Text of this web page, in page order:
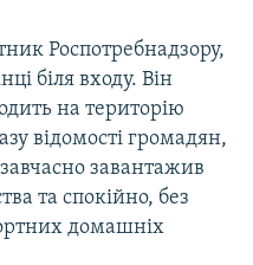
Роспотребнадзору,
біля входу. Він
на територію
відомості громадян,
завантажив
та спокійно, без
домашніх